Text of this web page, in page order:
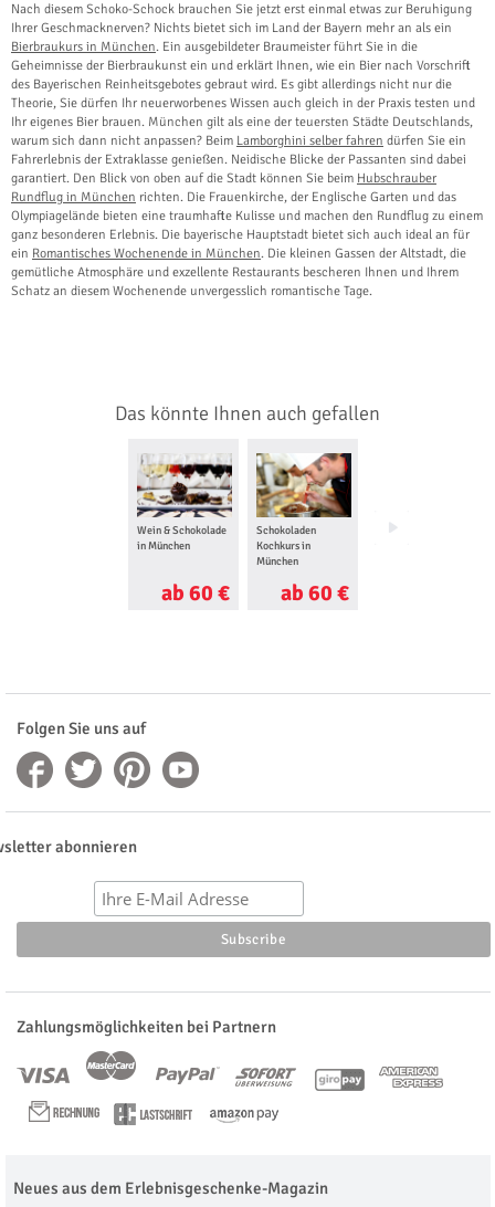
Nach diesem Schoko-Schock brauchen Sie jetzt erst einmal etwas zur Beruhigung
Ihrer Geschmacknerven? Nichts bietet sich im Land der Bayern mehr an als ein
Bierbraukurs in München. Ein ausgebildeter Braumeister führt Sie in die
Geheimnisse der Bierbraukunst ein und erklärt Ihnen, wie ein Bier nach Vorschrift
des Bayerischen Reinheitsgebotes gebraut wird. Es gibt allerdings nicht nur die
Theorie, Sie dürfen Ihr neuerworbenes Wissen auch gleich in der Praxis testen und
Ihr eigenes Bier brauen. München gilt als eine der teuersten Städte Deutschlands,
warum sich dann nicht anpassen? Beim Lamborghini selber fahren dürfen Sie ein
Fahrerlebnis der Extraklasse genießen. Neidische Blicke der Passanten sind dabei
garantiert. Den Blick von oben auf die Stadt können Sie beim Hubschrauber
Rundflug in München richten. Die Frauenkirche, der Englische Garten und das
Olympiagelände bieten eine traumhafte Kulisse und machen den Rundflug zu einem
ganz besonderen Erlebnis. Die bayerische Hauptstadt bietet sich auch ideal an für
ein Romantisches Wochenende in München. Die kleinen Gassen der Altstadt, die
gemütliche Atmosphäre und exzellente Restaurants bescheren Ihnen und Ihrem
Schatz an diesem Wochenende unvergesslich romantische Tage.
Das könnte Ihnen auch gefallen
Wein & Schokolade
in München
ab 60 €
Schokoladen
Kochkurs in
München
ab 60 €
Cocktail Kurs in
Folgen Sie uns auf
abonnieren
Zahlungsmöglichkeiten bei Partnern
Neues aus dem Erlebnisgeschenke-Magazin